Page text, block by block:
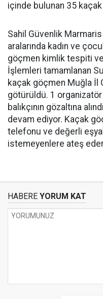
içinde bulunan 35
Sahil Güvenlik Marmaris
aralarında kadın ve
göçmen kimlik tespiti
İşlemleri tamamlanan
kaçak göçmen Muğla İl
götürüldü. 1
balıkçının gözaltına
devam ediyor. Kaçak
telefonu ve değerli
istemeyenlere ateş
HABERE YORUM KAT